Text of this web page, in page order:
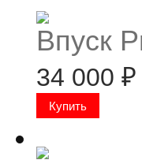
Впуск
34 000 ₽